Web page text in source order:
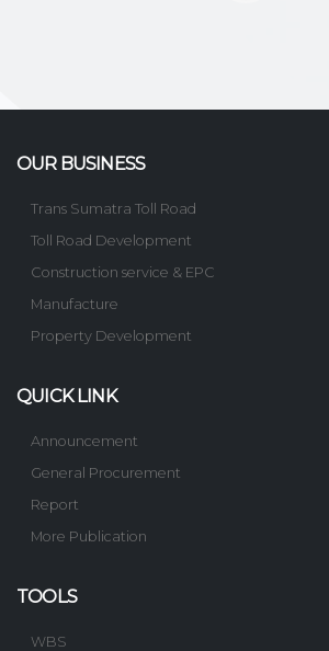
OUR BUSINESS
Trans Sumatra Toll Road
Toll Road Development
Construction service & EPC
Manufacture
Property Development
QUICK LINK
Announcement
General Procurement
Report
More Publication
TOOLS
WBS